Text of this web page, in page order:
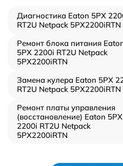
Диагностика Eaton 5PX
RT2U Netpack 5PX2200iRTN
Ремонт блока питания
5PX 2200i RT2U Netpack
5PX2200iRTN
Замена кулера Eaton 5PX
RT2U Netpack 5PX2200iRTN
Ремонт платы управления
(восстановление) Eaton 5PX
2200i RT2U Netpack
5PX2200iRTN